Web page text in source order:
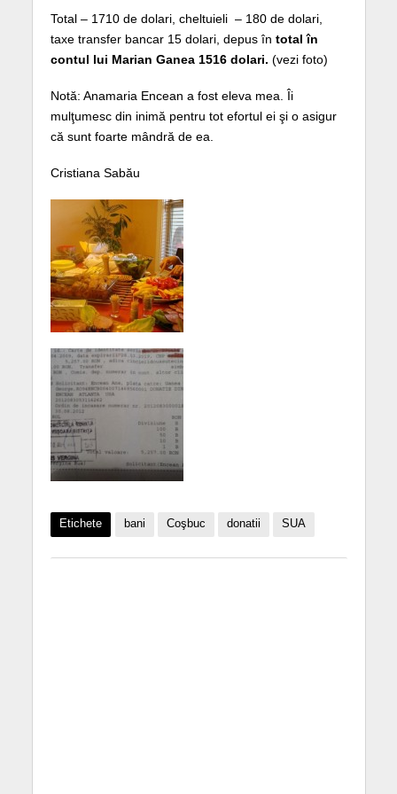
Total – 1710 de dolari, cheltuieli – 180 de dolari,
taxe transfer bancar 15 dolari, depus în total în
contul lui Marian Ganea 1516 dolari. (vezi foto)
Notă: Anamaria Encean a fost eleva mea. Îi
mulţumesc din inimă pentru tot efortul ei şi o asigur
că sunt foarte mândră de ea.
Cristiana Sabău
Etichete bani Coşbuc donatii SUA